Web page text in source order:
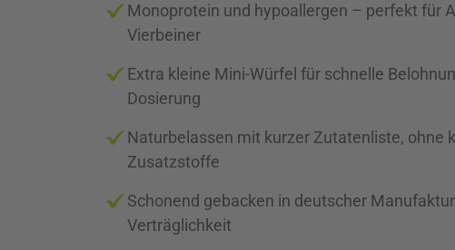
Monoprotein und hypoallergen – perfekt für
Vierbeiner
Extra kleine Mini-Würfel für schnelle
Dosierung
Naturbelassen mit kurzer Zutatenliste, ohne
Zusatzstoffe
Schonend gebacken in deutscher
Verträglichkeit